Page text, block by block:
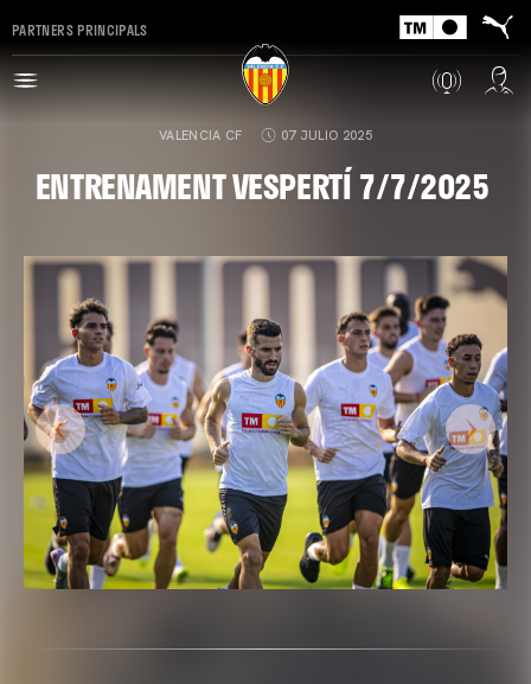
PARTNERS PRINCIPALS
VALENCIA CF 07 JULIO 2025
ENTRENAMENT VESPERTÍ 7/7/2025